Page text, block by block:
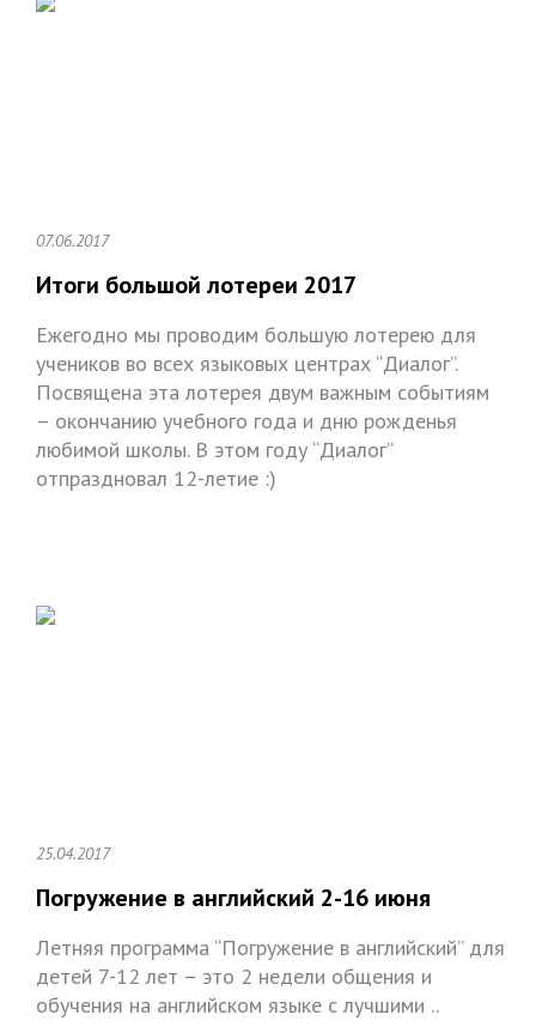
07.06.2017
Итоги большой лотереи 2017
Ежегодно мы проводим большую лотерею для
учеников во всех языковых центрах “Диалог”.
Посвящена эта лотерея двум важным событиям
– окончанию учебного года и дню рожденья
любимой школы. В этом году “Диалог”
отпраздновал 12-летие :)
25.04.2017
Погружение в английский 2-16 июня
Летняя программа “Погружение в английский” для
детей 7-12 лет – это 2 недели общения и
обучения на английском языке с лучшими ..